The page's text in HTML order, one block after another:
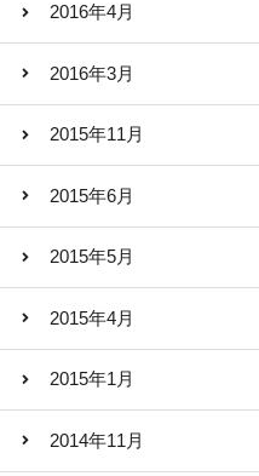
2016年4月
2016年3月
2015年11月
2015年6月
2015年5月
2015年4月
2015年1月
2014年11月